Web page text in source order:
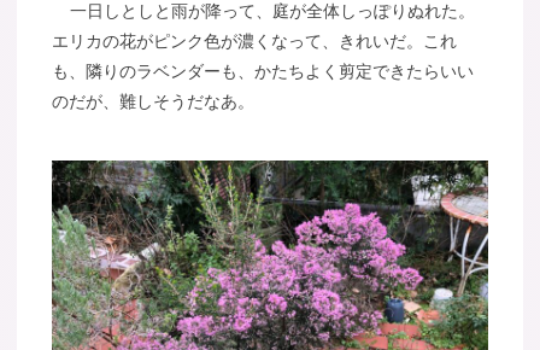
一日しとしと雨が降って、庭が全体しっぽりぬれた。
エリカの花がピンク色が濃くなって、きれいだ。これ
も、隣りのラベンダーも、かたちよく剪定できたらいい
のだが、難しそうだなあ。